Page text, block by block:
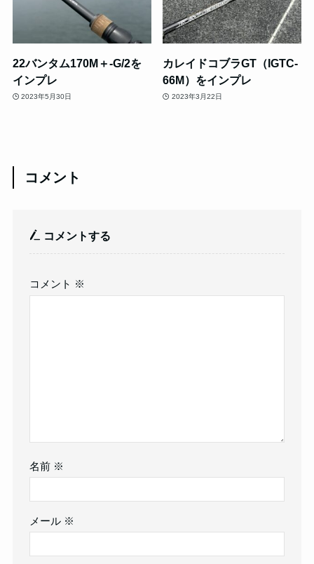
22バンタム170M＋-G/2を
インプレ
2023年5月30日
カレイドコブラGT（IGTC-
66M）をインプレ
2023年3月22日
コメント
コメントする
コメント ※
名前 ※
メール ※